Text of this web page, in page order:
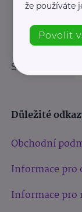
Sledujte nás:
Důležité
Obchodní
Informace pro
Informace pro
že používáte
Povolit